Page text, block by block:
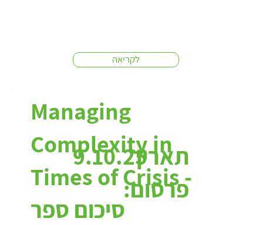
לקריאה
Managing
Complexity in
Times of Crisis -
סיכום ספר
9.10.25תאריך
פרסום: